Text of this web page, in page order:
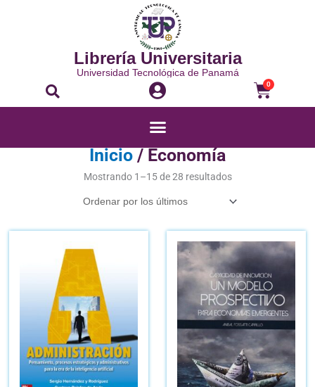
Librería Universitaria
Universidad Tecnológica de Panamá
Buscar 0
Carrito
Menú
Inicio/ Economía
Mostrando 1–15 de 28 resultadospor